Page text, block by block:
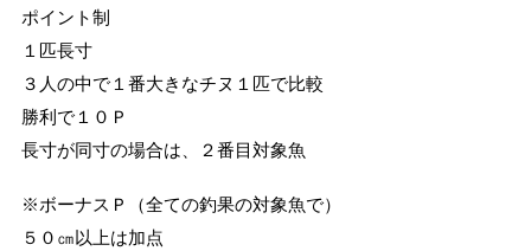
ポイント制
１匹長寸
３人の中で１番大きなチヌ１匹で比較
勝利で１０Ｐ
長寸が同寸の場合は、２番目対象魚
※ボーナスＰ（全ての釣果の対象魚で）
５０㎝以上は加点